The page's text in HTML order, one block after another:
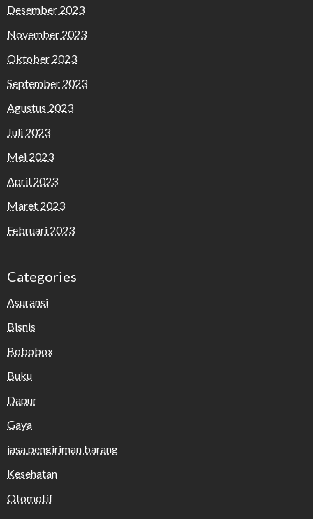
Desember 2023
November 2023
Oktober 2023
September 2023
Agustus 2023
Juli 2023
Mei 2023
April 2023
Maret 2023
Februari 2023
Categories
Asuransi
Bisnis
Bobobox
Buku
Dapur
Gaya
jasa pengiriman barang
Kesehatan
Otomotif